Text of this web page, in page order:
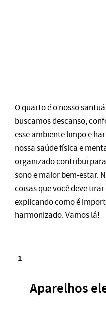
O quarto é o nosso
buscamos descanso,
esse ambiente limpo e
nossa saúde física e
organizado contribui
sono e maior bem-estar.
coisas que você deve
explicando como é
harmonizado. Vamos lá!
Aparelhos